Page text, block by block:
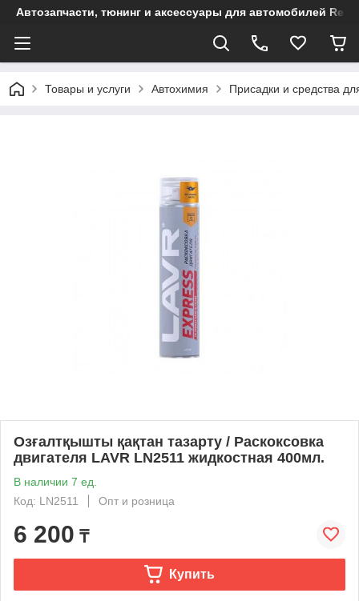
Автозапчасти, тюнинг и аксессуары для автомобилей
Товары и услуги Автохимия Присадки и средства
Озғалтқышты қақтан тазарту / Раскоксовка
двигателя LAVR LN2511 жидкостная 400мл.
В наличии 7 ед.
Код: LN2511
Опт и розница
6 200 ₸
Купить